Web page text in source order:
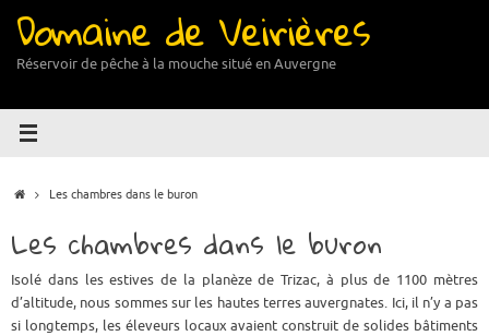
contenu
Domaine de Veirières
Réservoir de pêche à la mouche situé en Auvergne
AccueilLes chambres dans le buron
Les chambres dans le buron
Isolé dans les estives de la planèze de Trizac, à plus de 1100 mètres
d’altitude, nous sommes sur les hautes terres auvergnates. Ici, il n’y a pas
si longtemps, les éleveurs locaux avaient construit de solides bâtiments